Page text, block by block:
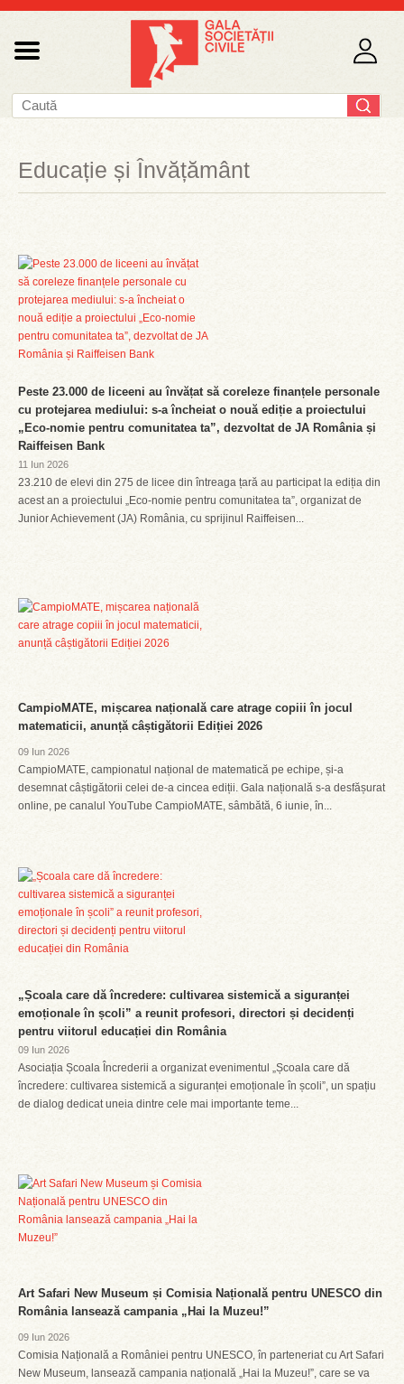
Educație și Învățământ
Peste 23.000 de liceeni au învățat să coreleze finanțele personale
cu protejarea mediului: s-a încheiat o nouă ediție a proiectului
„Eco-nomie pentru comunitatea ta”, dezvoltat de JA România și
Raiffeisen Bank
11 Iun 2026
23.210 de elevi din 275 de licee din întreaga țară au participat la ediția din
acest an a proiectului „Eco-nomie pentru comunitatea ta”, organizat de
Junior Achievement (JA) România, cu sprijinul Raiffeisen...
CampioMATE, mișcarea națională care atrage copiii în jocul
matematicii, anunță câștigătorii Ediției 2026
09 Iun 2026
CampioMATE, campionatul național de matematică pe echipe, și-a
desemnat câștigătorii celei de-a cincea ediții. Gala națională s-a desfășurat
online, pe canalul YouTube CampioMATE, sâmbătă, 6 iunie, în...
„Școala care dă încredere: cultivarea sistemică a siguranței
emoționale în școli” a reunit profesori, directori și decidenți
pentru viitorul educației din România
09 Iun 2026
Asociația Școala Încrederii a organizat evenimentul „Școala care dă
încredere: cultivarea sistemică a siguranței emoționale în școli”, un spațiu
de dialog dedicat uneia dintre cele mai importante teme...
Art Safari New Museum și Comisia Națională pentru UNESCO din
România lansează campania „Hai la Muzeu!”
09 Iun 2026
Comisia Națională a României pentru UNESCO, în parteneriat cu Art Safari
New Museum, lansează campania națională „Hai la Muzeu!”, care se va